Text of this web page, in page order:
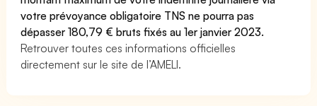
votre prévoyance obligatoire TNS ne pourra pas
dépasser 180,79 € bruts fixés au 1er janvier 2023.
Retrouver toutes ces informations officielles
directement sur le site de l’AMELI.